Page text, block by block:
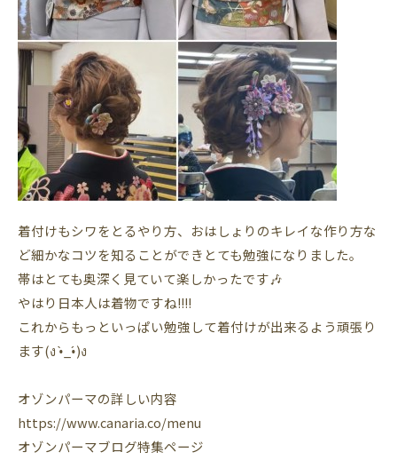
着付けもシワをとるやり方、おはしょりのキレイな作り方な
ど細かなコツを知ることができとても勉強になりました。
帯はとても奥深く見ていて楽しかったです🎶
やはり日本人は着物ですね!!!!
これからもっといっぱい勉強して着付けが出来るよう頑張り
ます(ง •̀_•́)ง
オゾンパーマの詳しい内容
https://www.canaria.co/menu
オゾンパーマブログ特集ページ